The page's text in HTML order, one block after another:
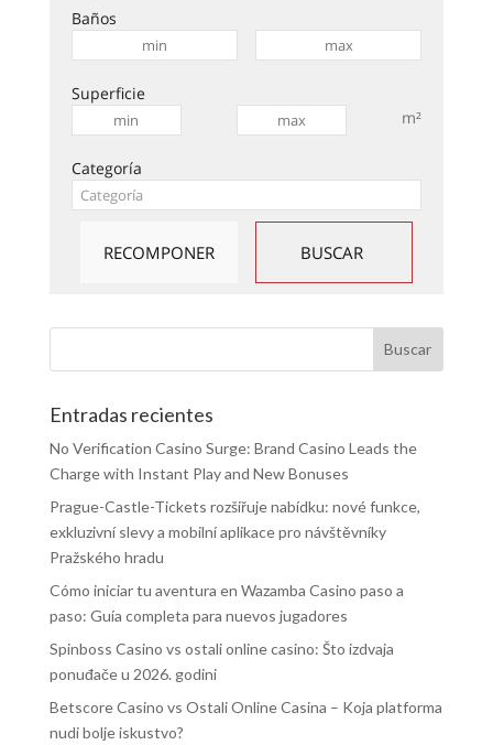
Baños
Superficie
m²
Categoría
Entradas recientes
No Verification Casino Surge: Brand Casino Leads the
Charge with Instant Play and New Bonuses
Prague-Castle-Tickets rozšiřuje nabídku: nové funkce,
exkluzivní slevy a mobilní aplikace pro návštěvníky
Pražského hradu
Cómo iniciar tu aventura en Wazamba Casino paso a
paso: Guía completa para nuevos jugadores
Spinboss Casino vs ostali online casino: Što izdvaja
ponuđače u 2026. godini
Betscore Casino vs Ostali Online Casina – Koja platforma
nudi bolje iskustvo?